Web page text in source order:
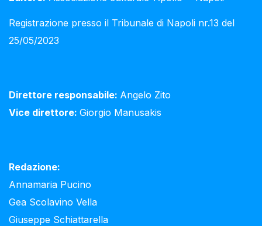
Registrazione presso il Tribunale di Napoli nr.13 del
25/05/2023
Direttore responsabile: Angelo Zito
Vice direttore: Giorgio Manusakis
Redazione:
Annamaria Pucino
Gea Scolavino Vella
Giuseppe Schiattarella